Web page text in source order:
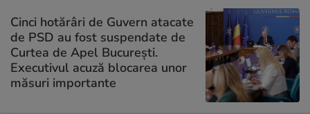
Cinci hotărâri de Guvern atacate
de PSD au fost suspendate de
Curtea de Apel București.
Executivul acuză blocarea unor
măsuri importante